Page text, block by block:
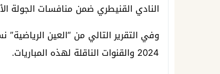
النادي القنيطري ضمن منافسات الجولة
2024 والقنوات الناقلة لهذه المباريات.